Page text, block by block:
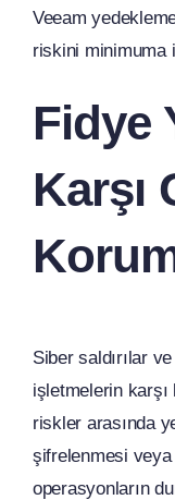
Veeam
riskini minimuma
Fidye
Karşı
Siber saldırılar
işletmelerin karşı
riskler arasında
şifrelenmesi
operasyonların